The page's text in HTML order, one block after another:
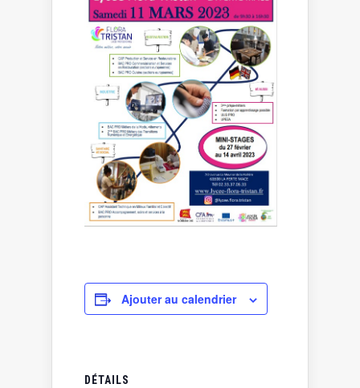
Ajouter au calendrier
DÉTAILS